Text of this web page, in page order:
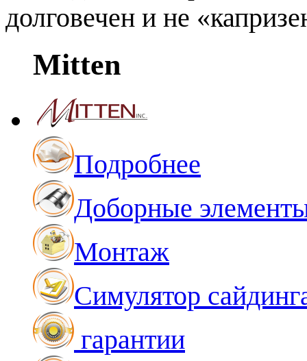
долговечен и не
Mitten
Подробнее
Доборные
Монтаж
Симулятор
гарантии